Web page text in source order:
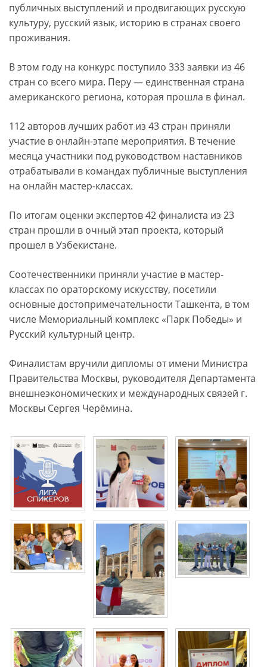
публичных выступлений и продвигающих русскую
культуру, русский язык, историю в странах своего
проживания.
В этом году на конкурс поступило 333 заявки из 46
стран со всего мира. Перу — единственная страна
американского региона, которая прошла в финал.
112 авторов лучших работ из 43 стран приняли
участие в онлайн-этапе мероприятия. В течение
месяца участники под руководством наставников
отрабатывали в командах публичные выступления
на онлайн мастер-классах.
По итогам оценки экспертов 42 финалиста из 23
стран прошли в очный этап проекта, который
прошел в Узбекистане.
Соотечественники приняли участие в мастер-
классах по ораторскому искусству, посетили
основные достопримечательности Ташкента, в том
числе Мемориальный комплекс «Парк Победы» и
Русский культурный центр.
Финалистам вручили дипломы от имени Министра
Правительства Москвы, руководителя Департамента
внешнеэкономических и международных связей г.
Москвы Сергея Черёмина.